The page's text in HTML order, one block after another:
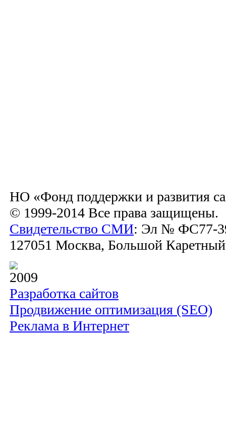
НО «Фонд поддержки и развития
© 1999-2014 Все права защищены.
Свидетельство СМИ: Эл № ФС77-
127051 Москва, Большой
2009
Разработка сайтов
Продвижение оптимизация (SEO)
Реклама в Интернет